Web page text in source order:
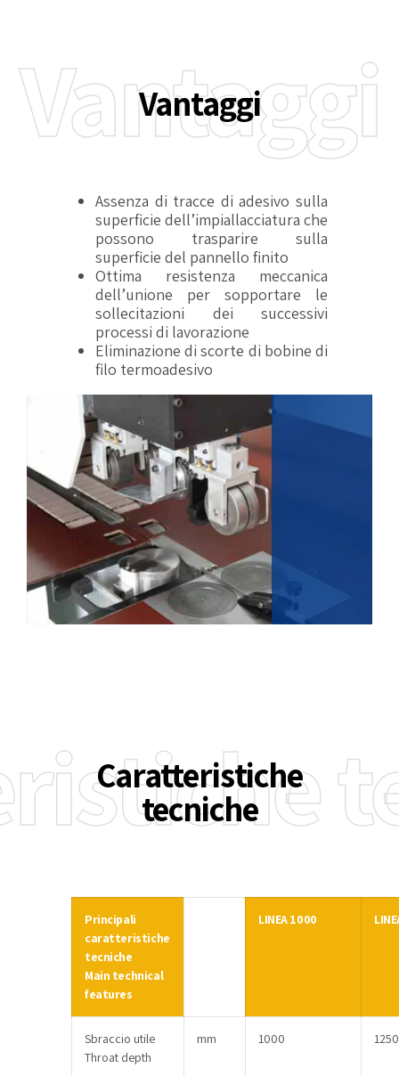
Vantaggi
Vantaggi
Assenza di tracce di adesivo sulla
superficie dell’impiallacciatura che
possono trasparire sulla
superficie del pannello finito
Ottima resistenza meccanica
dell’unione per sopportare le
sollecitazioni dei successivi
processi di lavorazione
Eliminazione di scorte di bobine di
filo termoadesivo
Caratteristiche
tecniche
Principali
caratteristiche
tecniche
Main technical
features
LINEA 1000
Sbraccio utile
Throat depth
mm 1000 1250